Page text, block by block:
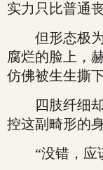
实力只比普通
但形态极为
腐烂的脸上，
仿佛被生生撕
四肢纤细却
控这副畸形的身
“没错，应